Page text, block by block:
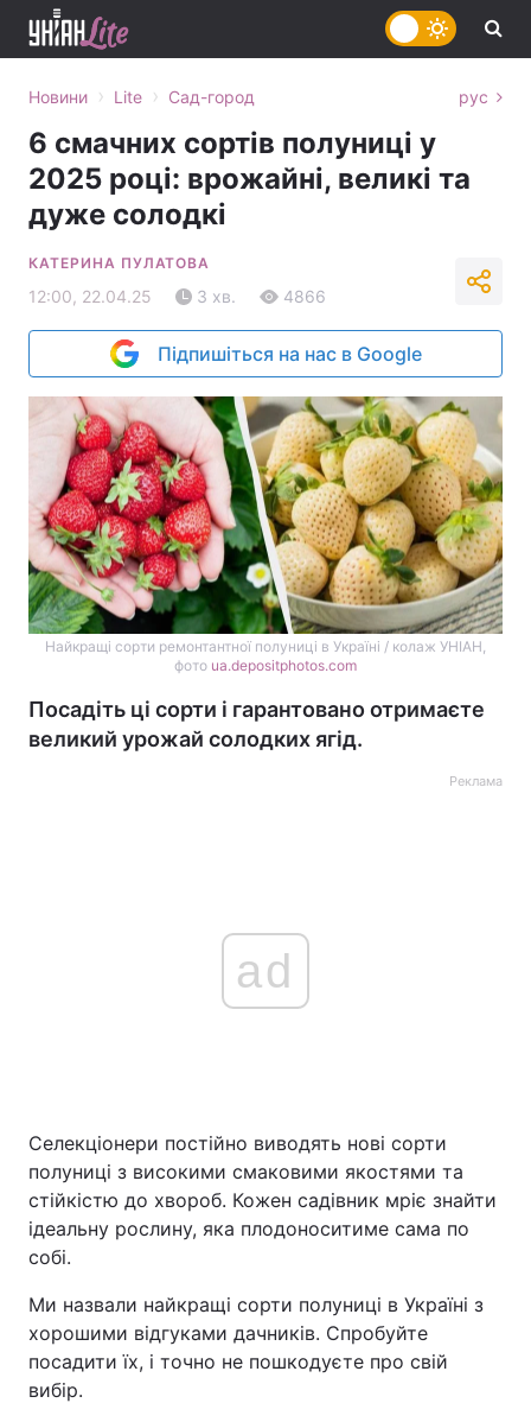
Головна Війна
Політика
Економіка
Наука
Техно і зв'язок Лайт
Новини › Lite › Сад-город рус
6 смачних сортів полуниці у
2025 році: врожайні, великі та
дуже солодкі
КАТЕРИНА ПУЛАТОВА
12:00, 22.04.25 3 хв. 4866
Підпишіться на нас в Google
Найкращі сорти ремонтантної полуниці в Україні / колаж УНІАН,
фото ua.depositphotos.com
Посадіть ці сорти і гарантовано отримаєте
великий урожай солодких ягід.
Реклама
ad
Селекціонери постійно виводять нові сорти
полуниці з високими смаковими якостями та
стійкістю до хвороб. Кожен садівник мріє знайти
ідеальну рослину, яка плодоноситиме сама по
собі.
Ми назвали найкращі сорти полуниці в Україні з
хорошими відгуками дачників. Спробуйте
посадити їх, і точно не пошкодуєте про свій
вибір.